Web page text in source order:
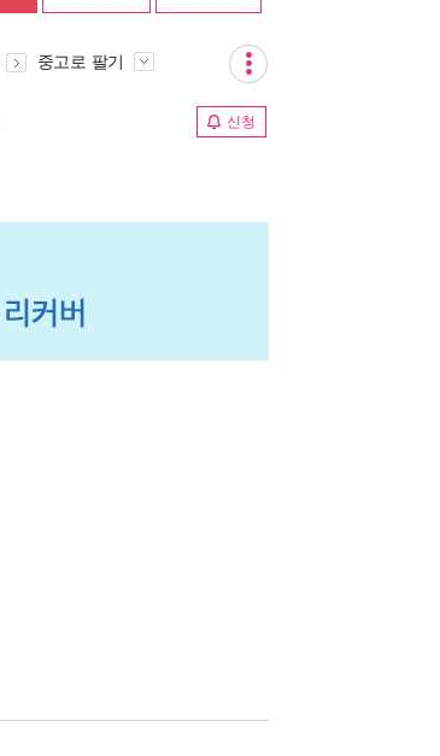
중고로 팔기
신청